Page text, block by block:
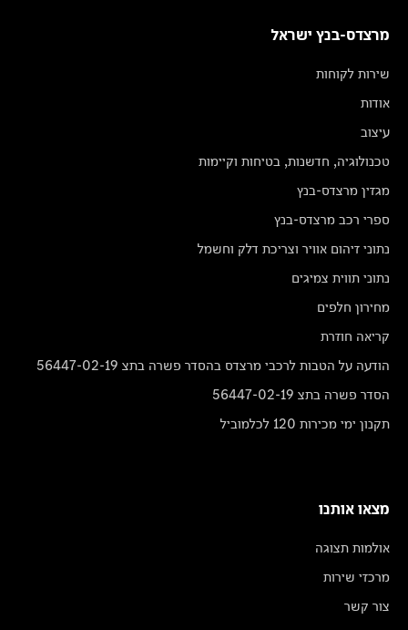
מרצדס-בנץ ישראל
שירות לקוחות
אודות
עיצוב
טכנולוגיה, חדשנות, בטיחות וקיימות
מגזין מרצדס-בנץ
ספרי רכב מרצדס-בנץ
נתוני זיהום אוויר וצריכת דלק וחשמל
נתוני תווית צמיגים
מחירון חלפים
קריאה חוזרת
הודעה על הטבות לרכבי מרצדס בהסדר פשרה בתצ 56447-02-19
הסדר פשרה בתצ 56447-02-19
תקנון ימי מכירות 120 לכלמוביל
מצאו אותנו
אולמות תצוגה
מרכזי שירות
צור קשר